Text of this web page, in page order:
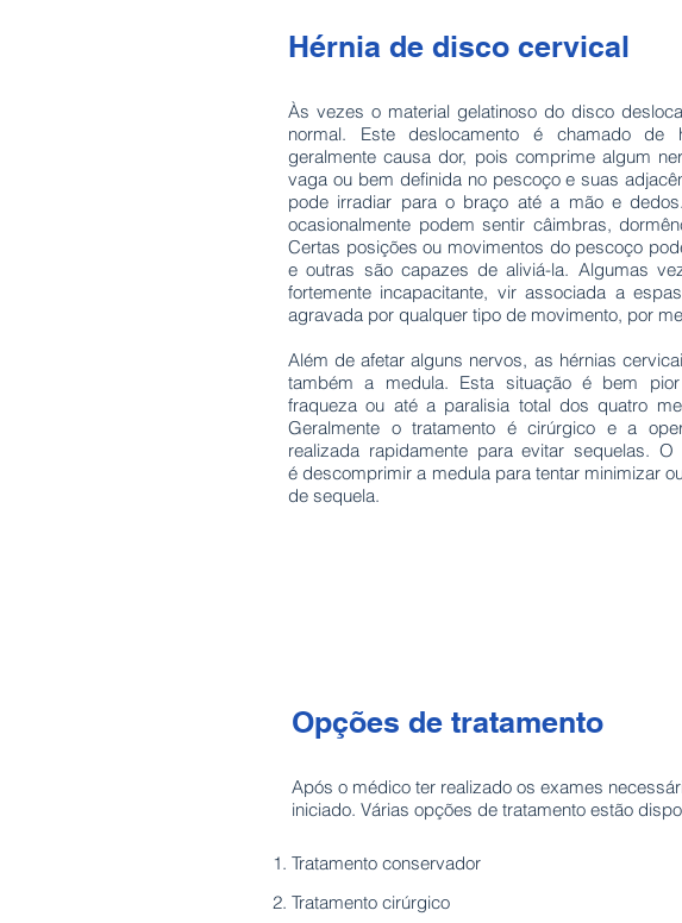
Hérnia de disco cervical
Às vezes o material gelatinoso do disco
normal. Este deslocamento é chamado
geralmente causa dor, pois comprime algum
vaga ou bem definida no pescoço e suas
pode irradiar para o braço até a mão e
ocasionalmente podem sentir câimbras,
Certas posições ou movimentos do pescoço
e outras são capazes de aliviá-la. Algumas
fortemente incapacitante, vir associada a
agravada por qualquer tipo de movimento, por
Além de afetar alguns nervos, as hérnias
também a medula. Esta situação é bem
fraqueza ou até a paralisia total dos quatro
Geralmente o tratamento é cirúrgico e a
realizada rapidamente para evitar sequelas.
é descomprimir a medula para tentar minimizar
de sequela.
Opções de tratamento
Após o médico ter realizado os exames
iniciado. Várias opções de tratamento estão
Tratamento conservador
Tratamento cirúrgico